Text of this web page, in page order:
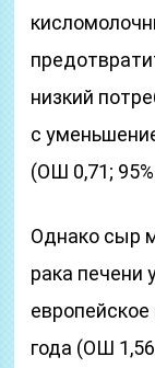
низкий
с
(ОШ 0,71;
Однако сыр
рака печени
года (ОШ